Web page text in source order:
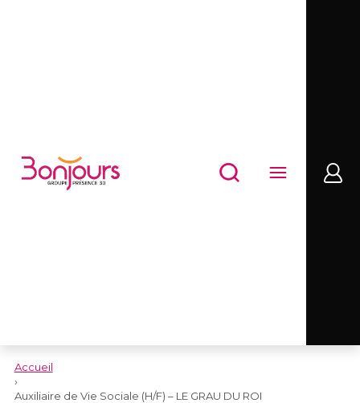
Accueil
›
Auxiliaire de Vie Sociale (H/F) – LE GRAU DU ROI